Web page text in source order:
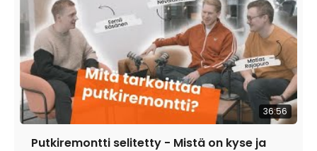
36:56
Putkiremontti selitetty - Mistä on kyse ja